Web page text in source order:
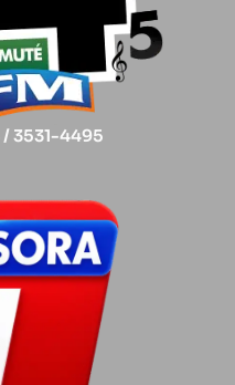
3531-4495